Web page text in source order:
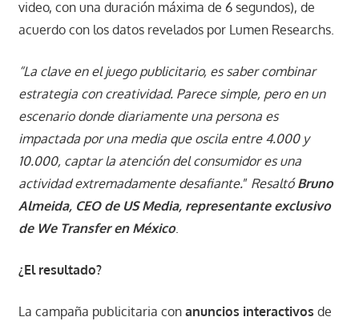
video, con una duración máxima de 6 segundos), de
acuerdo con los datos revelados por Lumen Researchs.
“La clave en el juego publicitario, es saber combinar
estrategia con creatividad. Parece simple, pero en un
escenario donde diariamente una persona es
impactada por una media que oscila entre 4.000 y
10.000, captar la atención del consumidor es una
actividad extremadamente desafiante.” ResaltóBruno
Almeida, CEO de US Media, representante exclusivo
de We Transfer en México.
¿El resultado?
La campaña publicitaria con anuncios interactivos de